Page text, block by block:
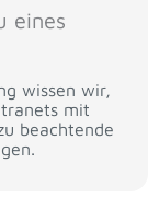
eines
wissen wir,
mit
beachtende